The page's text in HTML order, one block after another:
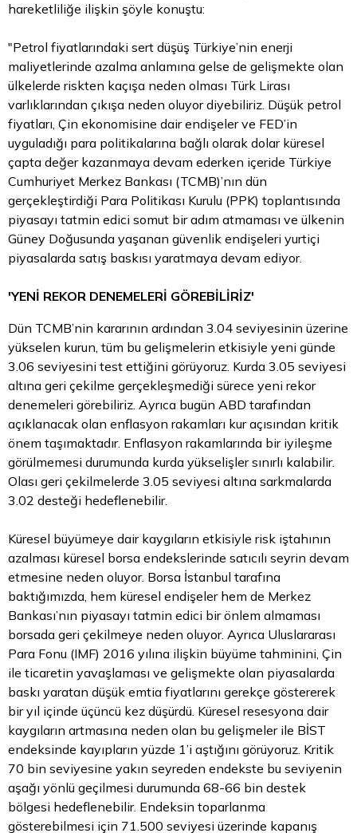
hareketliliğe ilişkin şöyle konuştu:
"Petrol fiyatlarındaki sert düşüş Türkiye’nin enerji
maliyetlerinde azalma anlamına gelse de gelişmekte olan
ülkelerde riskten kaçışa neden olması Türk Lirası
varlıklarından çıkışa neden oluyor diyebiliriz. Düşük petrol
fiyatları, Çin ekonomisine dair endişeler ve FED’in
uyguladığı para politikalarına bağlı olarak dolar küresel
çapta değer kazanmaya devam ederken içeride Türkiye
Cumhuriyet Merkez Bankası (TCMB)’nın dün
gerçekleştirdiği Para Politikası Kurulu (PPK) toplantısında
piyasayı tatmin edici somut bir adım atmaması ve ülkenin
Güney Doğusunda yaşanan güvenlik endişeleri yurtiçi
piyasalarda satış baskısı yaratmaya devam ediyor.
'YENİ REKOR DENEMELERİ GÖREBİLİRİZ'
Dün TCMB’nin kararının ardından 3.04 seviyesinin üzerine
yükselen kurun, tüm bu gelişmelerin etkisiyle yeni günde
3.06 seviyesini test ettiğini görüyoruz. Kurda 3.05 seviyesi
altına geri çekilme gerçekleşmediği sürece yeni rekor
denemeleri görebiliriz. Ayrıca bugün ABD tarafından
açıklanacak olan enflasyon rakamları kur açısından kritik
önem taşımaktadır. Enflasyon rakamlarında bir iyileşme
görülmemesi durumunda kurda yükselişler sınırlı kalabilir.
Olası geri çekilmelerde 3.05 seviyesi altına sarkmalarda
3.02 desteği hedeflenebilir.
Küresel büyümeye dair kaygıların etkisiyle risk iştahının
azalması küresel borsa endekslerinde satıcılı seyrin devam
etmesine neden oluyor. Borsa İstanbul tarafına
baktığımızda, hem küresel endişeler hem de Merkez
Bankası’nın piyasayı tatmin edici bir önlem almaması
borsada geri çekilmeye neden oluyor. Ayrıca Uluslararası
Para Fonu (IMF) 2016 yılına ilişkin büyüme tahminini, Çin
ile ticaretin yavaşlaması ve gelişmekte olan piyasalarda
baskı yaratan düşük emtia fiyatlarını gerekçe göstererek
bir yıl içinde üçüncü kez düşürdü. Küresel resesyona dair
kaygıların artmasına neden olan bu gelişmeler ile BİST
endeksinde kayıpların yüzde 1’i aştığını görüyoruz. Kritik
70 bin seviyesine yakın seyreden endekste bu seviyenin
aşağı yönlü geçilmesi durumunda 68-66 bin destek
bölgesi hedeflenebilir. Endeksin toparlanma
gösterebilmesi için 71.500 seviyesi üzerinde kapanış